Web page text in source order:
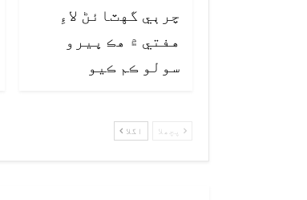
چرٻي گهٽائڻ لاءِ
هفتي ۾ هڪ ڀيرو
سولو ڪم ڪيو
پچھلا اگلا